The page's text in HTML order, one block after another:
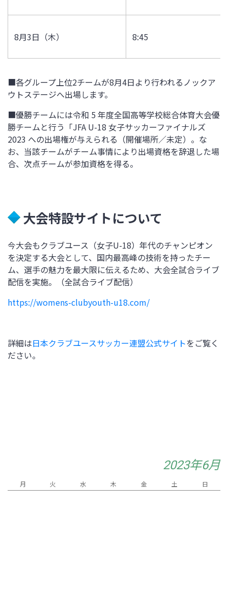
8月3日（木） 8:45
■各グループ上位2チームが8月4日より行われるノックア
ウトステージへ出場します。
■優勝チームには令和 5 年度全国高等学校総合体育大会優
勝チームと行う「JFA U-18 女子サッカーファイナルズ
2023 への出場権が与えられる（開催場所／未定）。な
お、当該チームがチーム事情により出場資格を辞退した場
合、次点チームが参加資格を得る。
大会特設サイトについて
今大会もクラブユース（女子U-18）年代のチャンピオン
を決定する大会として、国内最高峰の技術を持ったチー
ム、選手の魅力を最大限に伝えるため、大会全試合ライブ
配信を実施。（全試合ライブ配信）
https://womens-clubyouth-u18.com/
詳細は日本クラブユースサッカー連盟公式サイトをご覧く
ださい。
2023年6月
月 火 水 木 金 土 日